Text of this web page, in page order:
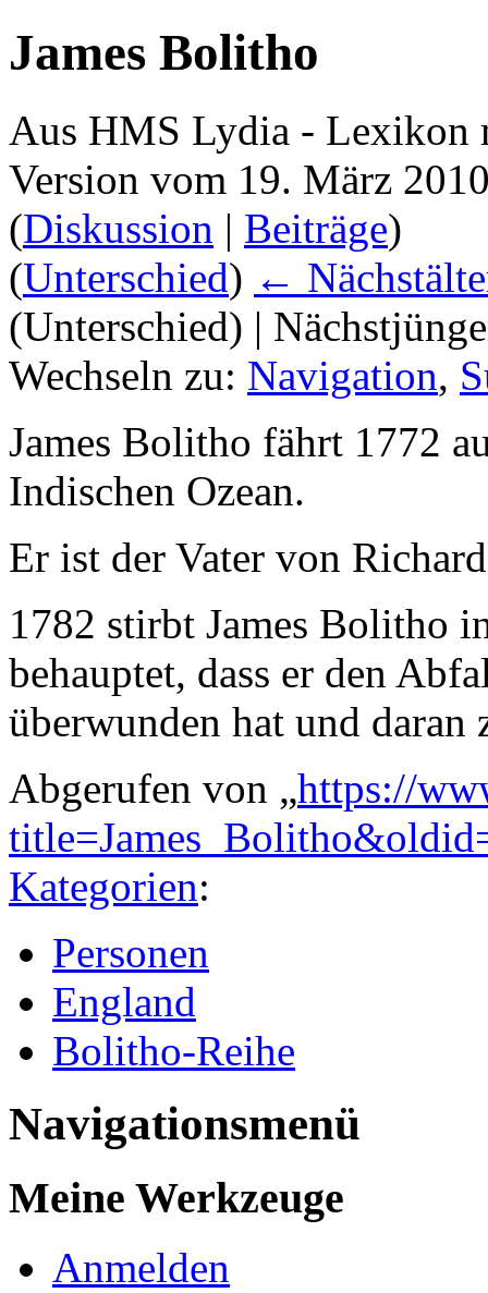
James Bolitho
Aus HMS Lydia - Lexikon
Version vom 19. März
(Diskussion | Beiträge)
(Unterschied) ←
(Unterschied) |
Wechseln zu: Navigation,
James Bolitho fährt 1772
Indischen Ozean.
Er ist der Vater von
1782 stirbt James Bolitho
behauptet, dass er den
überwunden hat und daran
Abgerufen von „https://
Kategorien:
Personen
England
Bolitho-Reihe
Navigationsmenü
Meine Werkzeuge
Anmelden